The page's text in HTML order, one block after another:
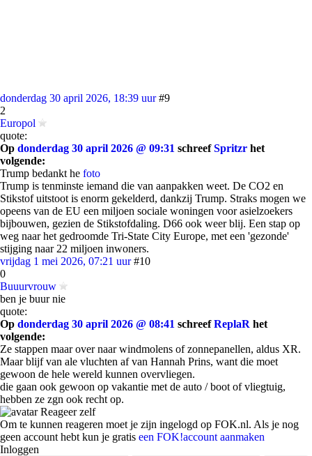
donderdag 30 april 2026, 18:39 uur #9
2
Europol
quote:
Op donderdag 30 april 2026 @ 09:31 schreefSpritzr het
volgende:
Trump bedankt he foto
Trump is tenminste iemand die van aanpakken weet. De CO2 en
Stikstof uitstoot is enorm gekelderd, dankzij Trump. Straks mogen we
opeens van de EU een miljoen sociale woningen voor asielzoekers
bijbouwen, gezien de Stikstofdaling. D66 ook weer blij. Een stap op
weg naar het gedroomde Tri-State City Europe, met een 'gezonde'
stijging naar 22 miljoen inwoners.
vrijdag 1 mei 2026, 07:21 uur #10
0
Buuurvrouw
ben je buur nie
quote:
Op donderdag 30 april 2026 @ 08:41 schreefReplaR het
volgende:
Ze stappen maar over naar windmolens of zonnepanellen, aldus XR.
Maar blijf van ale vluchten af van Hannah Prins, want die moet
gewoon de hele wereld kunnen overvliegen.
die gaan ook gewoon op vakantie met de auto / boot of vliegtuig,
hebben ze zgn ook recht op.
Reageer zelf
Om te kunnen reageren moet je zijn ingelogd op FOK.nl. Als je nog
geen account hebt kun je gratis een FOK!account aanmaken
Inloggen